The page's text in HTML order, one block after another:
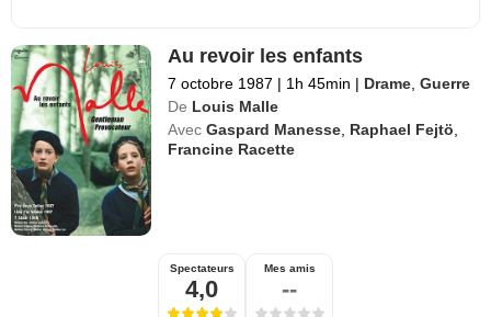
Au revoir les enfants
7 octobre 1987 | 1h 45min | Drame ,Guerre
De Louis Malle
Avec Gaspard Manesse Raphael Fejtö
Francine Racette
Spectateurs
4,0
Mes amis
--